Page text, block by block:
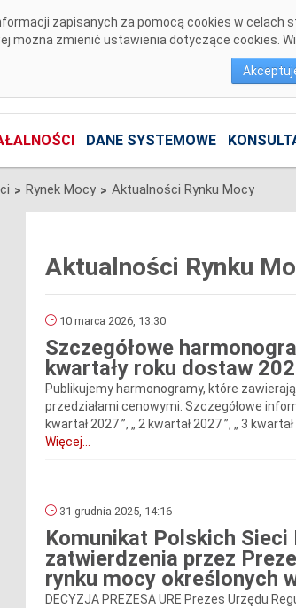
zapisanych za pomocą cookies w
można zmienić ustawienia dotyczące cookies.
DANE SYSTEMOWE
> Rynek Mocy > Aktualności Rynku Mocy
Aktualności Rynku
10 marca 2026, 13:30
Szczegółowe
kwartały roku dostaw
Publikujemy harmonogramy, które
przedziałami cenowymi. Szczegółowe
kwartał 2027 ”, „ 2 kwartał 2027 ”, „ 3
Więcej...
31 grudnia 2025, 14:16
Komunikat Polskich
zatwierdzenia przez
rynku mocy określonych
DECYZJA PREZESA URE Prezes Urzędu